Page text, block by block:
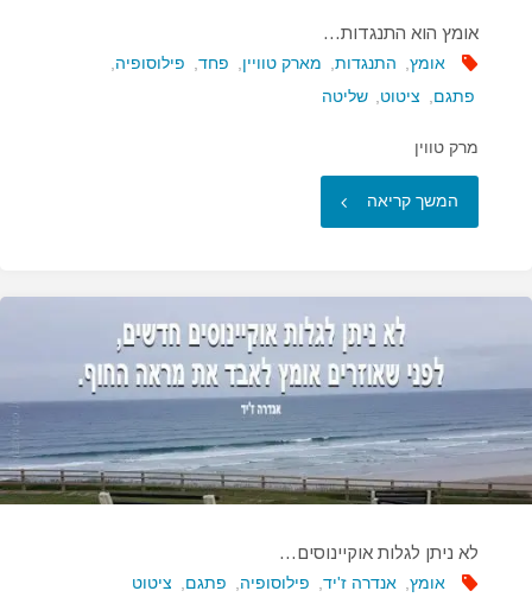
אומץ הוא התנגדות…
אומץ, התנגדות, מארק טוויין, פחד, פילוסופיה,
פתגם, ציטוט, שליטה
מרק טווין
המשך קריאה "אומץ
התנגדות…"
לא ניתן לגלות אוקיינוסים…
אומץ, אנדרה ז'יד, פילוסופיה, פתגם, ציטוט